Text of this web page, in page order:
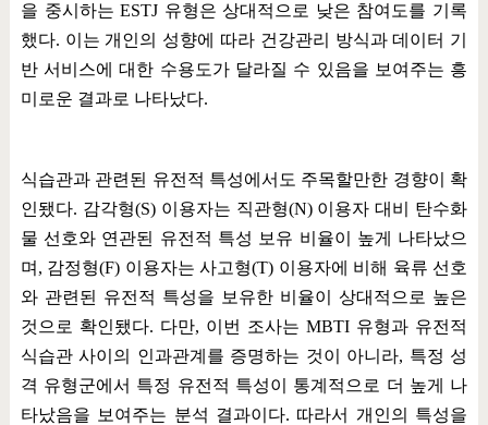
을 중시하는ESTJ 유형은 상대적으로 낮은 참여도를 기록
했다. 이는 개인의 성향에 따라 건강관리 방식과 데이터 기
반 서비스에 대한 수용도가 달라질 수 있음을 보여주는 흥
미로운 결과로 나타났다.
식습관과 관련된 유전적 특성에서도 주목할만한 경향이 확
인됐다. 감각형(S) 이용자는 직관형(N) 이용자 대비 탄수화
물 선호와 연관된 유전적 특성 보유 비율이 높게 나타났으
며 , 감정형(F) 이용자는 사고형(T) 이용자에 비해 육류 선호
와 관련된 유전적 특성을 보유한 비율이 상대적으로 높은
것으로 확인됐다. 다만, 이번 조사는MBTI 유형과 유전적
식습관 사이의 인과관계를 증명하는 것이 아니라, 특정 성
격 유형군에서 특정 유전적 특성이 통계적으로 더 높게 나
타났음을 보여주는 분석 결과이다. 따라서 개인의 특성을